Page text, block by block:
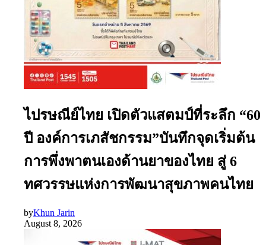
ไปรษณีย์ไทย เปิดตัวแสตมป์ที่ระลึก “60
ปี องค์การเภสัชกรรม”บันทึกจุดเริ่มต้น
การพึ่งพาตนเองด้านยาของไทย สู่ 6
ทศวรรษแห่งการพัฒนาสุขภาพคนไทย
byKhun Jarin
August 8, 2026